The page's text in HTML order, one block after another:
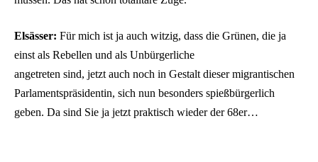
Elsässer: Für mich ist ja auch witzig, dass die Grünen, die ja
einst als Rebellen und als Unbürgerliche
angetreten sind, jetzt auch noch in Gestalt dieser migrantischen
Parlamentspräsidentin, sich nun besonders spießbürgerlich
geben. Da sind Sie ja jetzt praktisch wieder der 68er…